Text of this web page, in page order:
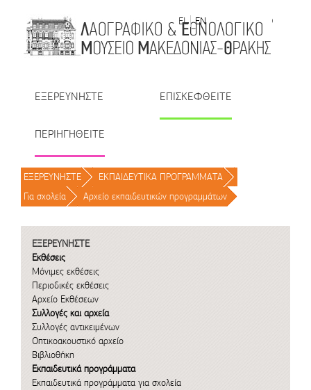
EL
EN | TR | BU | RO
ΕΞΕΡΕΥΝΗΣΤΕ ΕΠΙΣΚΕΦΘΕΙΤΕ
ΠΕΡΙΗΓΗΘΕΙΤΕ
ΕΞΕΡΕΥΝΗΣΤΕ / ΕΚΠΑΙΔΕΥΤΙΚΑ ΠΡΟΓΡΑΜΜΑΤΑ /
Για σχολεία / Αρχείο εκπαιδευτικών προγραμμάτων /
ΕΞΕΡΕΥΝΗΣΤΕ
Εκθέσεις
Μόνιμες εκθέσεις
Περιοδικές εκθέσεις
Αρχείο Εκθέσεων
Συλλογές και αρχεία
Συλλογές αντικειμένων
Οπτικοακουστικό αρχείο
Βιβλιοθήκη
Εκπαιδευτικά προγράμματα
Εκπαιδευτικά προγράμματα για σχολεία